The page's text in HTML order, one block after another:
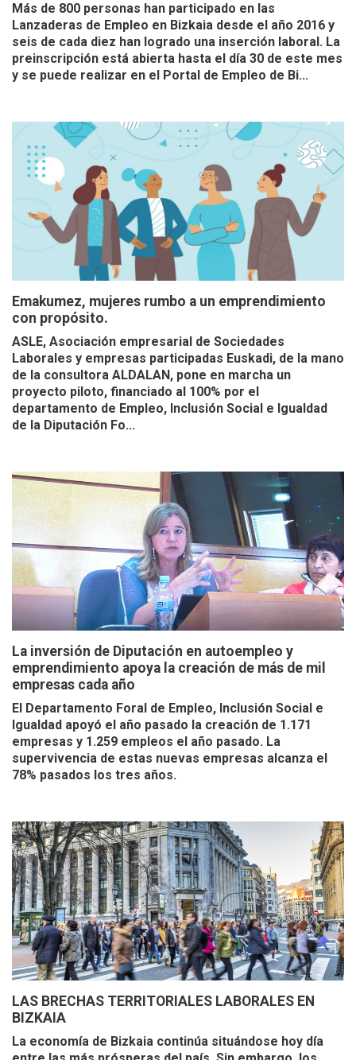
Más de 800 personas han participado en las
Lanzaderas de Empleo en Bizkaia desde el año 2016 y
seis de cada diez han logrado una inserción laboral. La
preinscripción está abierta hasta el día 30 de este mes
y se puede realizar en el Portal de Empleo de Bi...
Emakumez, mujeres rumbo a un emprendimiento
con propósito.
ASLE, Asociación empresarial de Sociedades
Laborales y empresas participadas Euskadi, de la mano
de la consultora ALDALAN, pone en marcha un
proyecto piloto, financiado al 100% por el
departamento de Empleo, Inclusión Social e Igualdad
de la Diputación Fo...
La inversión de Diputación en autoempleo y
emprendimiento apoya la creación de más de mil
empresas cada año
El Departamento Foral de Empleo, Inclusión Social e
Igualdad apoyó el año pasado la creación de 1.171
empresas y 1.259 empleos el año pasado. La
supervivencia de estas nuevas empresas alcanza el
78% pasados los tres años.
LAS BRECHAS TERRITORIALES LABORALES EN
BIZKAIA
La economía de Bizkaia continúa situándose hoy día